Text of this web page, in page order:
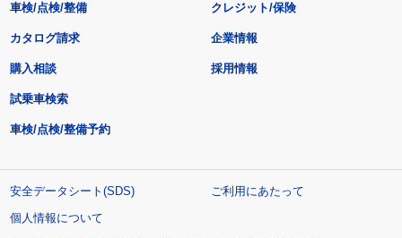
車検/点検/整備 クレジット/保険
カタログ請求
購入相談
試乗車検索
車検/点検/整備予約
企業情報
採用情報
安全データシート(SDS)
ご利用にあたって
個人情報について